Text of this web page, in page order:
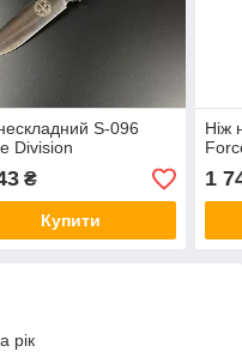
S-096
Division
₴
Купити
Ніж
1
рік